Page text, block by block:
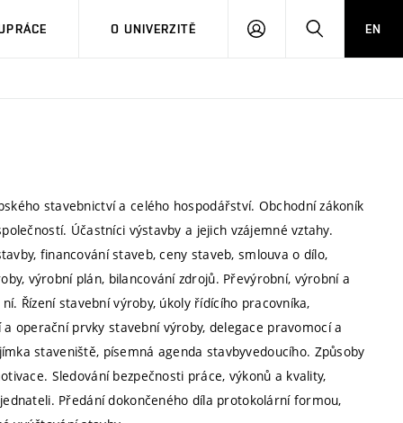
O UNIVERZITĚ
PŘIHLÁSIT HLEDATEN
stavebnictví a celého hospodářství. Obchodní zákoník
Účastníci výstavby a jejich vzájemné vztahy.
financování staveb, ceny staveb, smlouva o dílo,
výrobní plán, bilancování zdrojů. Převýrobní, výrobní a
Řízení stavební výroby, úkoly řídícího pracovníka,
operační prvky stavební výroby, delegace pravomocí a
staveniště, písemná agenda stavbyvedoucího. Způsoby
Sledování bezpečnosti práce, výkonů a kvality,
Předání dokončeného díla protokolární formou,